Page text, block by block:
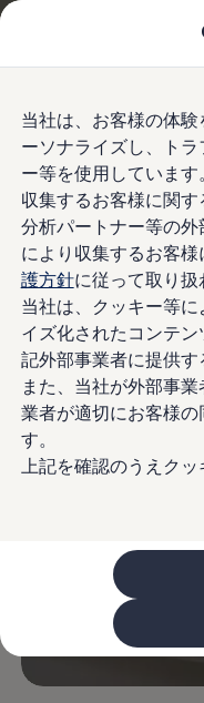
当社は、お客様の体
ーソナライズし、ト
ー等を使用していま
収集するお客様に関す
分析パートナー等の
により収集するお客
護方針に従って取り扱
当社は、クッキー等
イズ化されたコンテ
記外部事業者に提供す
また、当社が外部事
業者が適切にお客様
す。
上記を確認のうえクッ
main
content
to
footer
適用金利2.99% 月々
デジタルカタ
セーフティ
デジタルカタログ
ID. Buzz
T-Cross
Tiguan
Golf
Golf GTI
Golf R
Golf Variant
Golf R Variant
Passat
ID.4
Polo
Polo GTI
Golf Touran
T-Roc R
フォルクスワーゲ
ブランドスト
購入検討中の方へ
オファー(購
Golf お
Tiguan
LEDテールラン
流れる
光で際
険性を